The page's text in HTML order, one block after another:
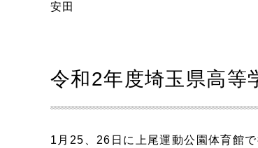
安田
令和2年度埼玉県高等
1月25、26日に上尾運動公園体育館